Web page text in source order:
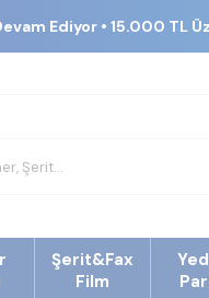
Ediyor • 15.000 TL
Şerit&Fax
Film